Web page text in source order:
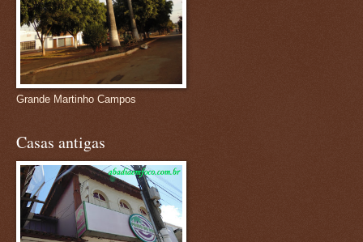
Grande Martinho Campos
Casas antigas